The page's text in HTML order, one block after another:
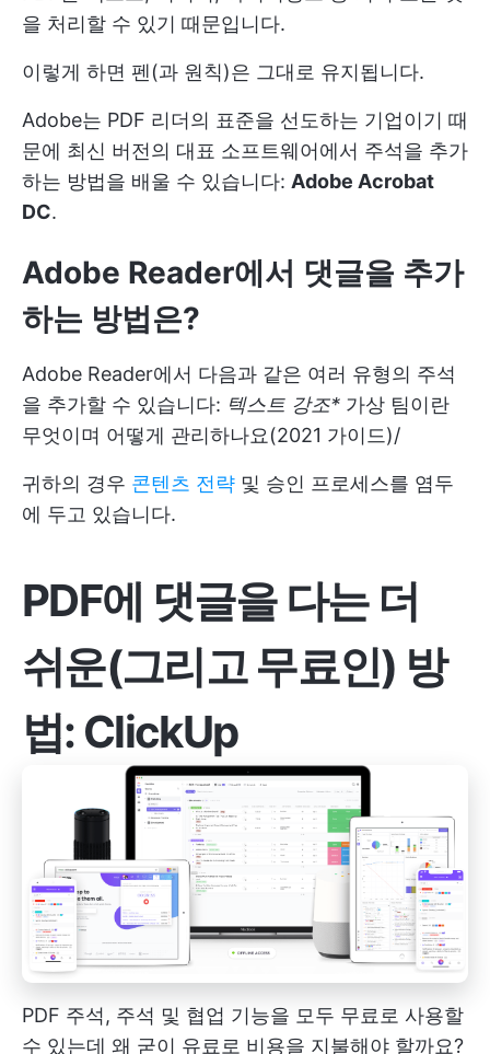
을 처리할 수 있기 때문입니다.
이렇게 하면 펜(과 원칙)은 그대로 유지됩니다.
Adobe는 PDF 리더의 표준을 선도하는 기업이기 때
문에 최신 버전의 대표 소프트웨어에서 주석을 추가
하는 방법을 배울 수 있습니다: Adobe Acrobat
DC.
Adobe Reader에서 댓글을 추가
하는 방법은?
Adobe Reader에서 다음과 같은 여러 유형의 주석
을 추가할 수 있습니다: 텍스트 강조* 가상 팀이란
무엇이며 어떻게 관리하나요(2021 가이드)/
귀하의 경우 콘텐츠 전략 및 승인 프로세스를 염두
에 두고 있습니다.
PDF에 댓글을 다는 더
쉬운(그리고 무료인) 방
법: ClickUp
PDF 주석, 주석 및 협업 기능을 모두 무료로 사용할
수 있는데 왜 굳이 유료로 비용을 지불해야 할까요?